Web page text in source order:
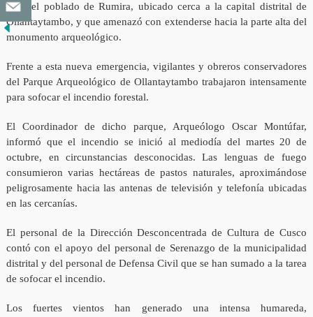
alta del poblado de Rumira, ubicado cerca a la capital distrital de
Ollantaytambo, y que amenazó con extenderse hacia la parte alta del
monumento arqueológico.
Frente a esta nueva emergencia, vigilantes y obreros conservadores
del Parque Arqueológico de Ollantaytambo trabajaron intensamente
para sofocar el incendio forestal.
El Coordinador de dicho parque, Arqueólogo Oscar Montúfar,
informó que el incendio se inició al mediodía del martes 20 de
octubre, en circunstancias desconocidas. Las lenguas de fuego
consumieron varias hectáreas de pastos naturales, aproximándose
peligrosamente hacia las antenas de televisión y telefonía ubicadas
en las cercanías.
El personal de la Dirección Desconcentrada de Cultura de Cusco
contó con el apoyo del personal de Serenazgo de la municipalidad
distrital y del personal de Defensa Civil que se han sumado a la tarea
de sofocar el incendio.
Los fuertes vientos han generado una intensa humareda,